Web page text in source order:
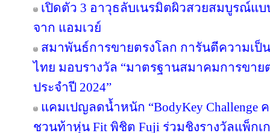
เปิดตัว 3 อาวุธลับเนรมิตผิวสวยสมบูรณ์แบ
จาก แอมเวย์
สมาพันธ์การขายตรงโลก การันตีความเป็
ไทย มอบรางวัล “มาตรฐานสมาคมการขา
ประจำปี 2024”
แคมเปญลดน้ำหนัก “BodyKey Challenge
ชวนท้าหุ่น Fit พิชิต Fuji ร่วมชิงรางวัลแพ็กเ